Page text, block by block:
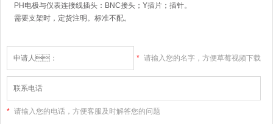
PH电极与仪表连接线插头：BNC接头；Y插片；插针。
需要支架时，定货注明。标准不配。
* 请输入您的名字，方便草莓视频下载
* 请输入您的电话，方便客服及时解答您的问题